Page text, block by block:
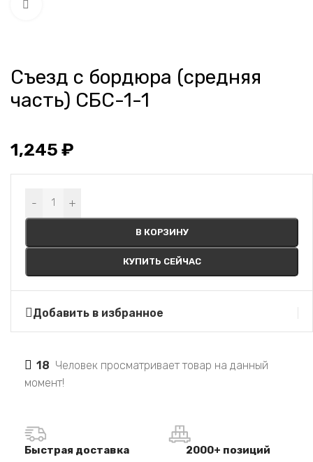
Съезд с бордюра (средняя
часть) СБС-1-1
1,245 ₽
- +
В КОРЗИНУ
КУПИТЬ СЕЙЧАС
Alternative:
Добавить в избранное
18 Человек просматривает товар на данный
момент!
Быстрая доставка 2000+ позиций